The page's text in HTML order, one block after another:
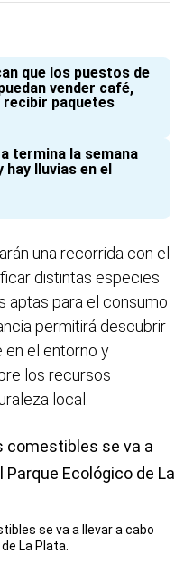
que los puestos de
vender café,
paquetes
termina la semana
hay lluvias en el
una recorrida con el
distintas especies
aptas para el consumo
permitirá descubrir
en el entorno y
los recursos
local.
se va a llevar a cabo
La Plata.